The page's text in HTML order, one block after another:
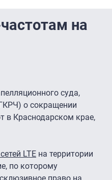
на
суда,
о сокращении
в Краснодарском крае,
LTE на территории
по которому
право на